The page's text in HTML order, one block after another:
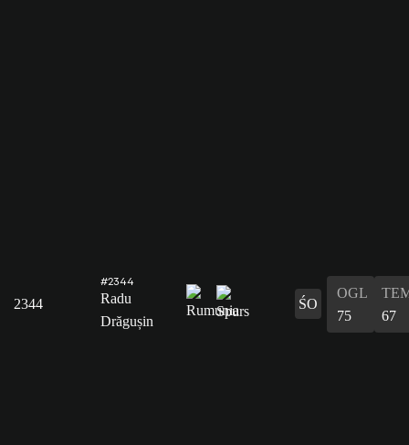
2344
#2344
Radu
Drăgușin
ŚO
OGL
75
67